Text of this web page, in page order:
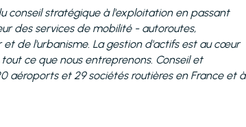
conseil stratégique à l'exploitation en passant
des services de mobilité - autoroutes,
de l'urbanisme. La gestion d'actifs est au cœur
ce que nous entreprenons. Conseil et
et 29 sociétés routières en France et à